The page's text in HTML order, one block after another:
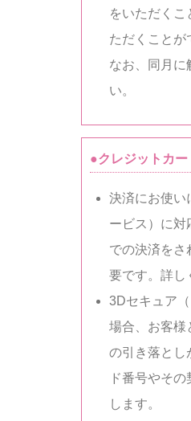
をいただく
ただくことが
なお、同月に
い。
●クレジットカ
決済にお使い
ービス）に対
での決済をさ
要です。詳し
3Dセキュア
場合、お客様
の引き落とし
ド番号やそ
します。